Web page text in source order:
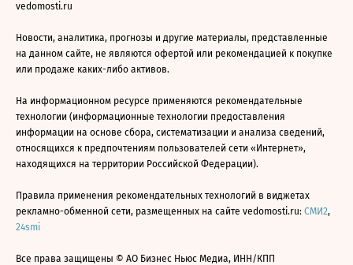
vedomosti.ru
Новости, аналитика, прогнозы и другие материалы, представленные
на данном сайте, не являются офертой или рекомендацией к покупке
или продаже каких-либо активов.
На информационном ресурсе применяются рекомендательные
технологии (информационные технологии предоставления
информации на основе сбора, систематизации и анализа сведений,
относящихся к предпочтениям пользователей сети «Интернет»,
находящихся на территории Российской Федерации).
Правила применения рекомендательных технологий в виджетах
рекламно-обменной сети, размещенных на сайте vedomosti.ru: СМИ2,
24smi
Все права защищены © АО Бизнес Ньюс Медиа, ИНН/КПП